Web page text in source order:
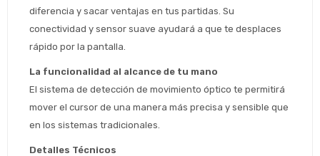
diferencia y sacar ventajas en tus partidas. Su
conectividad y sensor suave ayudará a que te desplaces
rápido por la pantalla.
La funcionalidad al alcance de tu mano
El sistema de detección de movimiento óptico te permitirá
mover el cursor de una manera más precisa y sensible que
en los sistemas tradicionales.
Detalles Técnicos
Comprá ahora y Pagá
Después, hasta en 12
tarjeta de crédito
Celular
Después.